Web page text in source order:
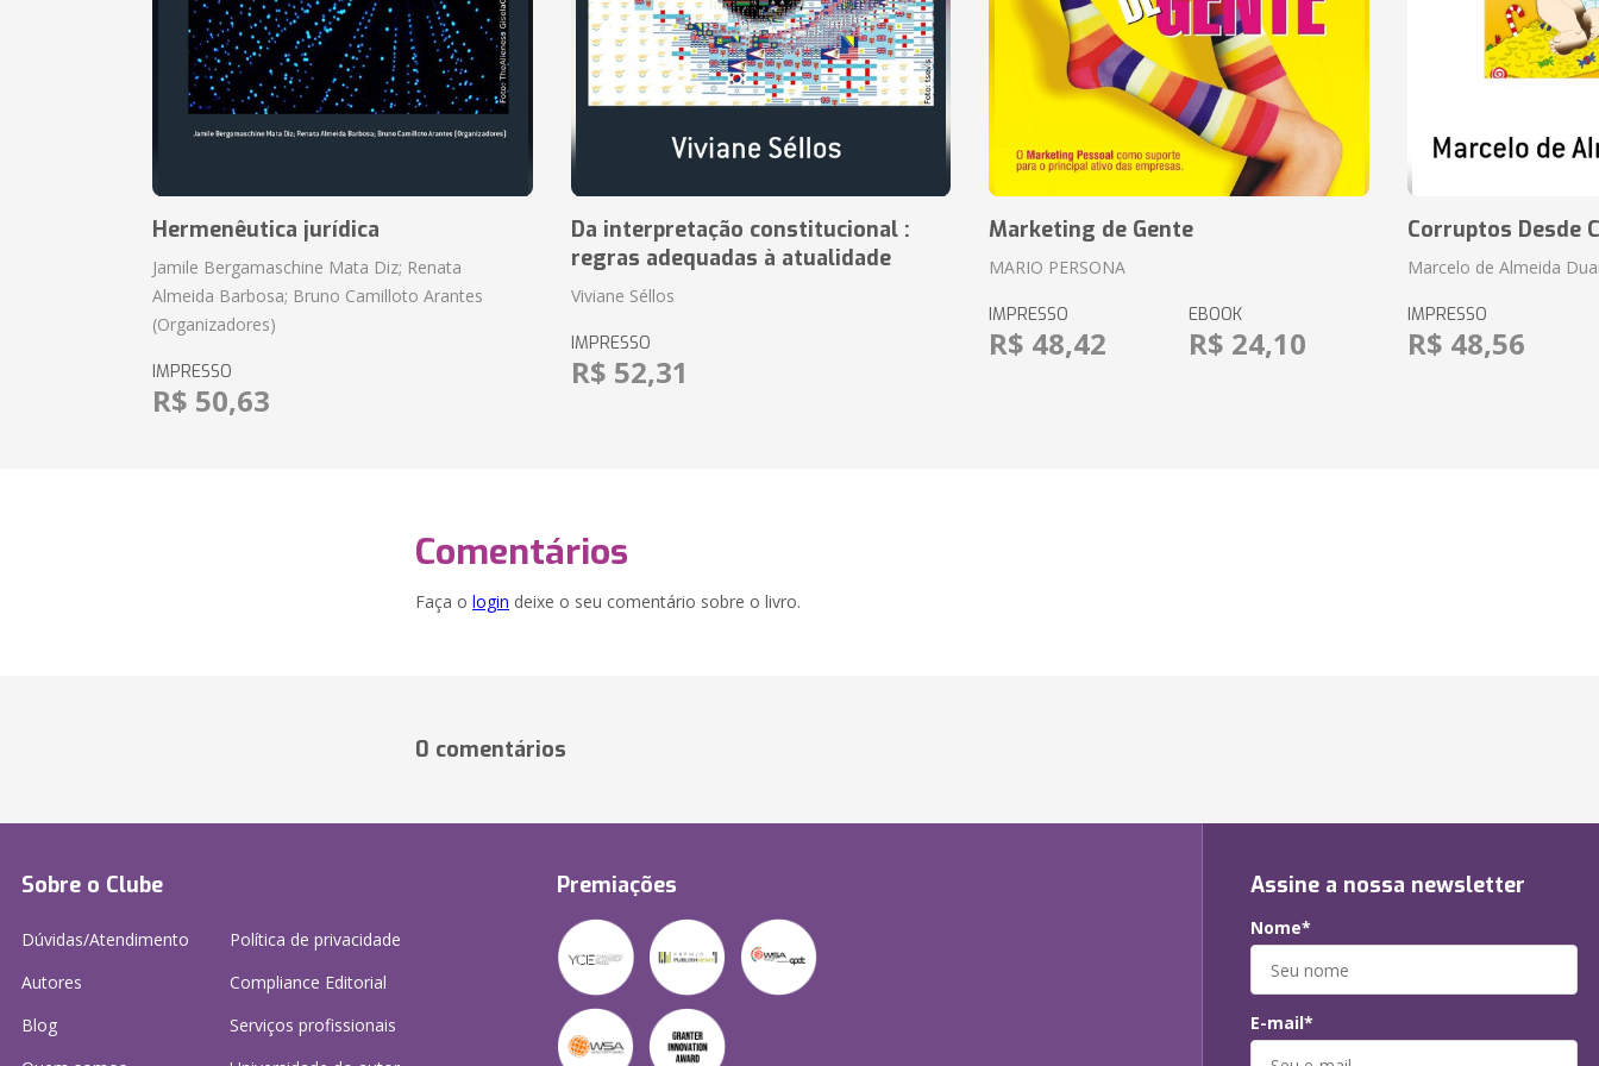
Hermenêutica jurídica
Jamile Bergamaschine Mata Diz; Renata
Almeida Barbosa; Bruno Camilloto Arantes
(Organizadores)
IMPRESSO
R$ 50,63
Da interpretação constitucional :
regras adequadas à atualidade
Viviane Séllos
IMPRESSO
R$ 52,31
Marketing de Gente
MARIO PERSONA
IMPRESSO
R$ 48,42
EBOOK
R$ 24,10
Corruptos Desde
Marcelo de Almeida
IMPRESSO
R$ 48,56
Comentários
Faça o login deixe o seu comentário sobre o livro.
0 comentários
Sobre o Clube
Dúvidas/Atendimento
Autores
Blog
Política de privacidade
Compliance Editorial
Serviços profissionais
Premiações Assine a nossa newsletter
Nome*
E-mail*